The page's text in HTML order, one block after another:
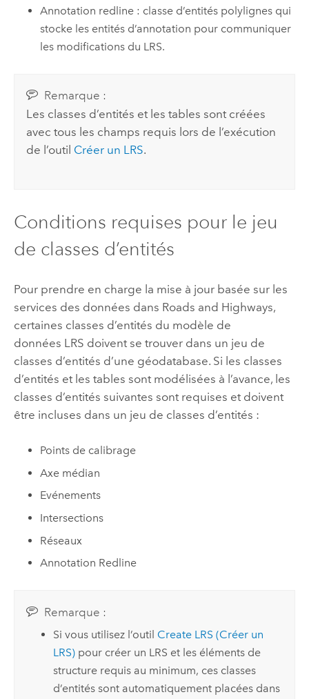
Annotation redline : classe d’entités polylignes qui
stocke les entités d’annotation pour communiquer
les modifications du LRS.
Remarque :
Les classes d’entités et les tables sont créées
avec tous les champs requis lors de l’exécution
de l’outil Créer un LRS.
Conditions requises pour le jeu
de classes d’entités
Pour prendre en charge la mise à jour basée sur les
services des données dans Roads and Highways,
certaines classes d’entités du modèle de
données LRS doivent se trouver dans un jeu de
classes d’entités d’une géodatabase.Si les classes
d’entités et les tables sont modélisées à l’avance, les
classes d’entités suivantes sont requises et doivent
être incluses dans un jeu de classes d’entités :
Points de calibrage
Axe médian
Evénements
Intersections
Réseaux
Annotation Redline
Remarque :
Si vous utilisez l’outil Create LRS (Créer un
LRS)pour créer un LRS et les éléments de
structure requis au minimum, ces classes
d’entités sont automatiquement placées dans